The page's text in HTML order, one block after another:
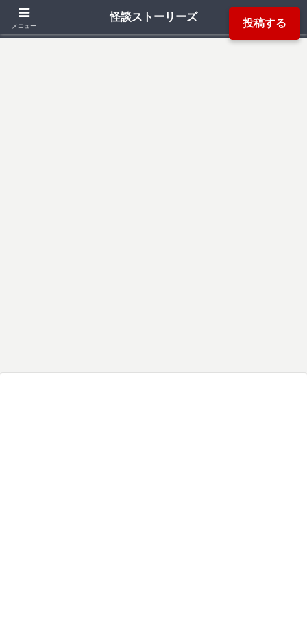
投稿する
「死ぬ程洒落にならない怖い話」「本当にあった怖い話」「都市伝説」などか
メニュー
怪談ストーリーズ
検索